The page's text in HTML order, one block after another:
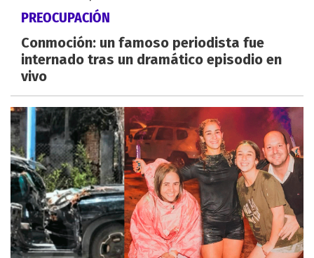
PREOCUPACIÓN
Conmoción: un famoso periodista fue
internado tras un dramático episodio en
vivo